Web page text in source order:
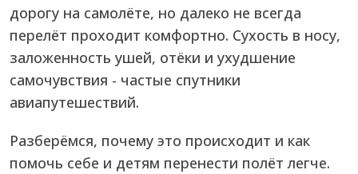
дорогу на самолёте, но далеко не всегда
перелёт проходит комфортно. Сухость в носу,
заложенность ушей, отёки и ухудшение
самочувствия - частые спутники
авиапутешествий.
Разберёмся, почему это происходит и как
помочь себе и детям перенести полёт легче.